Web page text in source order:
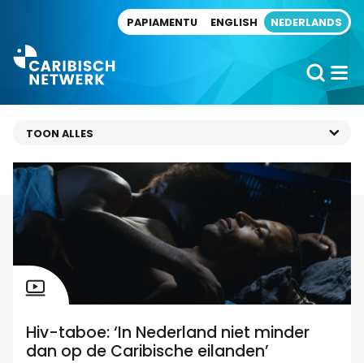
PAPIAMENTU ENGLISH NEDERLANDS
Hiv-taboe: ‘In Nederland niet minder
dan op de Caribische eilanden’